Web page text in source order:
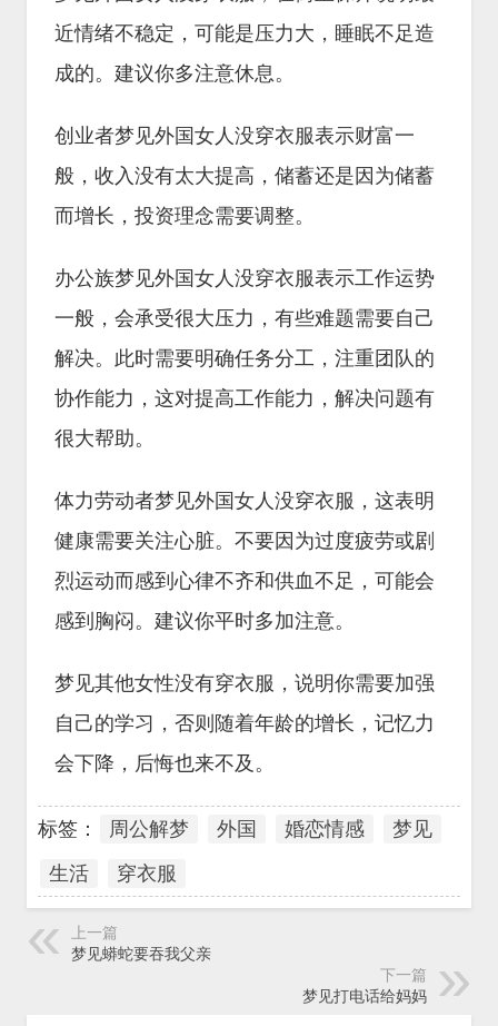
近情绪不稳定，可能是压力大，睡眠不足造
成的。建议你多注意休息。
创业者梦见外国女人没穿衣服表示财富一
般，收入没有太大提高，储蓄还是因为储蓄
而增长，投资理念需要调整。
办公族梦见外国女人没穿衣服表示工作运势
一般，会承受很大压力，有些难题需要自己
解决。此时需要明确任务分工，注重团队的
协作能力，这对提高工作能力，解决问题有
很大帮助。
体力劳动者梦见外国女人没穿衣服，这表明
健康需要关注心脏。不要因为过度疲劳或剧
烈运动而感到心律不齐和供血不足，可能会
感到胸闷。建议你平时多加注意。
梦见其他女性没有穿衣服，说明你需要加强
自己的学习，否则随着年龄的增长，记忆力
会下降，后悔也来不及。
标签： 周公解梦 外国 婚恋情感
梦见
生活
穿衣服
上一篇
梦见蟒蛇要吞我父亲
下一篇
梦见打电话给妈妈